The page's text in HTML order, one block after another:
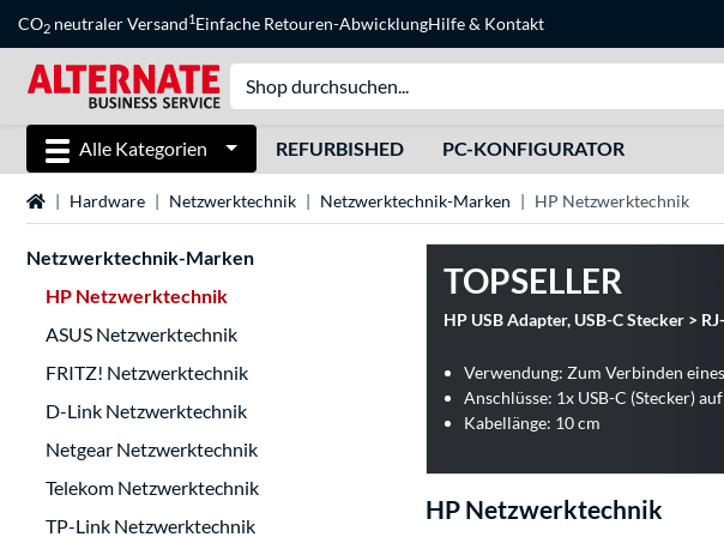
CO2 neutraler Versand1Einfache Retouren-AbwicklungHilfe& Kontakt
Alle Kategorien REFURBISHED PC-KONFIGURATOR
StartseiteHardware Netzwerktechnik Netzwerktechnik-Marken HP Netzwerktechnik
Netzwerktechnik-Marken
HP Netzwerktechnik
ASUS Netzwerktechnik
FRITZ! Netzwerktechnik
D-Link Netzwerktechnik
Netgear Netzwerktechnik
Telekom Netzwerktechnik
TP-Link Netzwerktechnik
TOPSELLER
HP USB Adapter, USB-C Stecker >
Anschlüsse: 1x USB-C (Stecker)
Kabellänge: 10 cm
HP Netzwerktechnik